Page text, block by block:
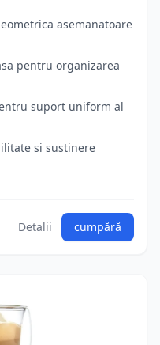
asemanatoare
pentru organizarea
suport uniform al
si sustinere
Detalii cumpără